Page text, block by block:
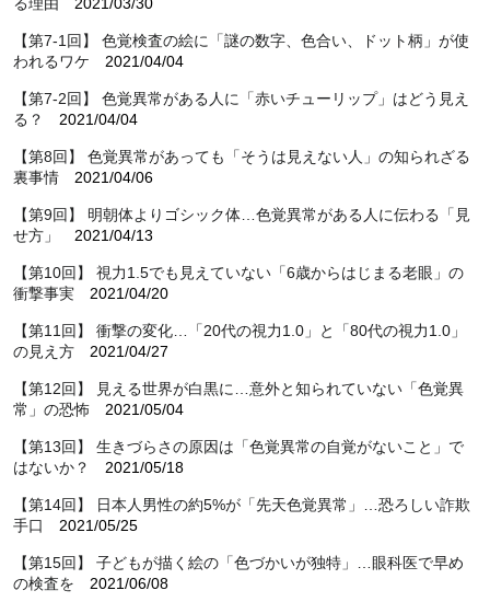
【第7-1回】 色覚検査の絵に「謎の数字、色合い、ドット柄」が使
われるワケ 2021/04/04
【第7-2回】 色覚異常がある人に「赤いチューリップ」はどう見え
る？
2021/04/04
【第8回】 色覚異常があっても「そうは見えない人」の知られざる
裏事情 2021/04/06
【第9回】 明朝体よりゴシック体…色覚異常がある人に伝わる「見
せ方」
2021/04/13
【第10回】 視力1.5でも見えていない「6歳からはじまる老眼」の
衝撃事実 2021/04/20
【第11回】 衝撃の変化…「20代の視力1.0」と「80代の視力1.0」
の見え方 2021/04/27
【第12回】 見える世界が白黒に…意外と知られていない「色覚異
常」の恐怖 2021/05/04
【第13回】 生きづらさの原因は「色覚異常の自覚がないこと」で
はないか？
2021/05/18
【第14回】 日本人男性の約5%が「先天色覚異常」…恐ろしい詐欺
手口
2021/05/25
【第15回】 子どもが描く絵の「色づかいが独特」…眼科医で早め
の検査を 2021/06/08